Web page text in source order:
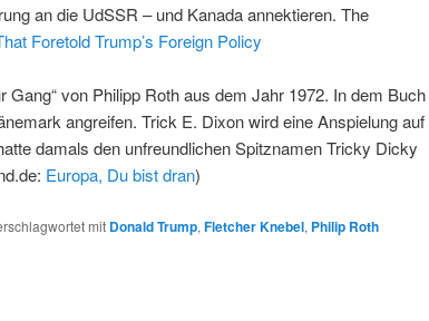
an die UdSSR – und Kanada annektieren. The
Foretold Trump’s Foreign Policy
Gang“ von Philipp Roth aus dem Jahr 1972. In dem Buch
angreifen. Trick E. Dixon wird eine Anspielung auf
damals den unfreundlichen Spitznamen Tricky Dicky
Europa, Du bist dran)
mit Donald Trump, Fletcher Knebel, Philip Roth